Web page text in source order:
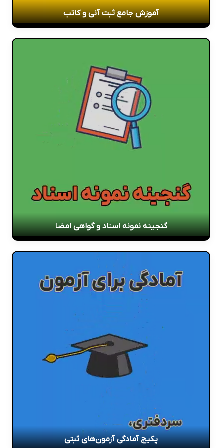
آموزش جامع ثبت آنی و کاتب
گنجینه نمونه اسناد و گواهی امضا
پکیج آمادگی آزمون‌های ثبتی